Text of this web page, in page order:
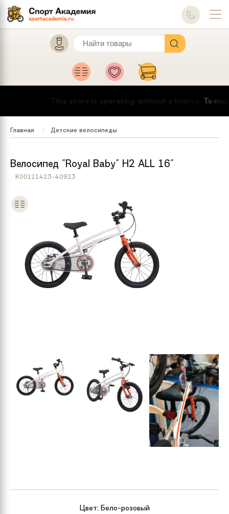
This store is operating without a license. To make
Главная Детские велосипеды
Велосипед "Royal Baby" H2 ALL 16"
K00121423-40923
Цвет: Бело-розовый